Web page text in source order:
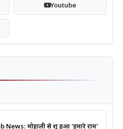
Youtube
News: मोहाली से शुरू हुआ ‘हमारे राम’